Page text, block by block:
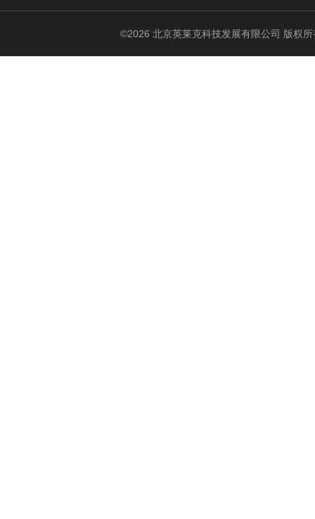
©2026 北京英莱克科技发展有限公司 版